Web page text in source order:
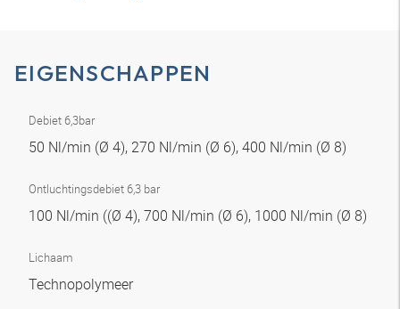
EIGENSCHAPPEN
Debiet 6,3bar
50 Nl/min (Ø 4), 270 Nl/min (Ø 6), 400 Nl/min (Ø 8)
Ontluchtingsdebiet 6,3 bar
100 Nl/min ((Ø 4), 700 Nl/min (Ø 6), 1000 Nl/min (Ø 8)
Lichaam
Technopolymeer